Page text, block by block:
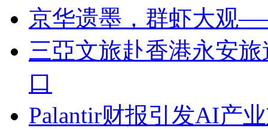
京华遗墨，群虾大观
三亞文旅赴香港永安
口
Palantir财报引发AI产